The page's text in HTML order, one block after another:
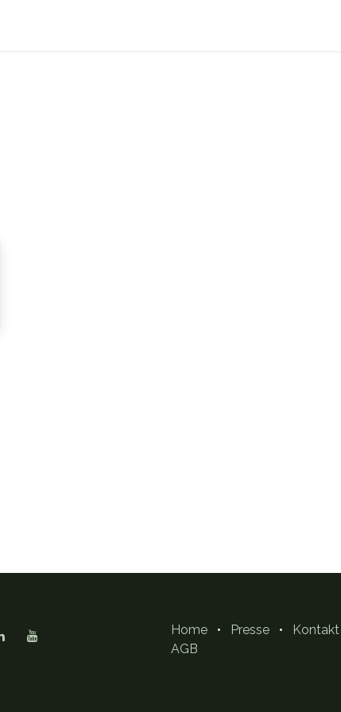
Home • Presse • Kontakt
AGB